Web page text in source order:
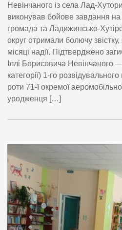
Невінчаного із села Лад-
виконував бойове завдання на
громада та Ладижинсько-
округ отримали болючу звістку,
місяці надії. Підтверджено
Іллі Борисовича Невінчаного
категорії) 1-го
роти 71-ї окремої
уродженця […]